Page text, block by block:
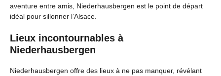
aventure entre amis, Niederhausbergen est le point de départ
idéal pour sillonner l’Alsace.
Lieux incontournables à
Niederhausbergen
Niederhausbergen offre des lieux à ne pas manquer, révélant